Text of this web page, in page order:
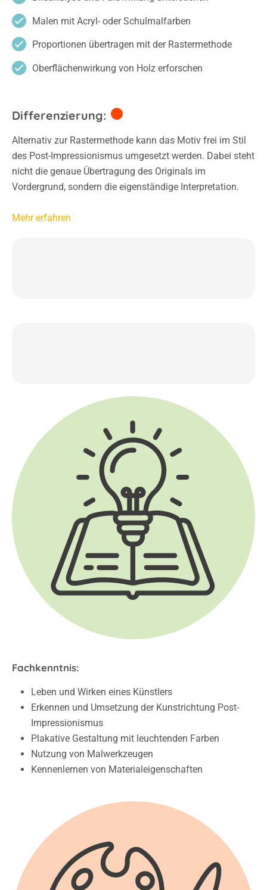
Malen mit Acryl- oder Schulmalfarben
Proportionen übertragen mit der Rastermethode
Oberflächenwirkung von Holz erforschen
Differenzierung:
Alternativ zur Rastermethode kann das Motiv frei im Stil
des Post-Impressionismus umgesetzt werden. Dabei steht
nicht die genaue Übertragung des Originals im
Vordergrund, sondern die eigenständige Interpretation.
Mehr erfahren
Fachkenntnis:
Leben und Wirken eines Künstlers
Erkennen und Umsetzung der Kunstrichtung Post-
Impressionismus
Plakative Gestaltung mit leuchtenden Farben
Nutzung von Malwerkzeugen
Kennenlernen von Materialeigenschaften